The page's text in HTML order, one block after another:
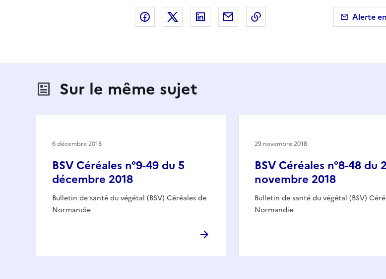
Partager sur Facebook
Partager sur X (anciennement Twitter)
Partager sur LinkedIn
Partager par emailCopier dans le presse-papier
Alerte
Sur le même sujet
BSV Céréales n°9-49 du 5
décembre 2018
Bulletin de santé du végétal (BSV) Céréales de
Normandie
6 décembre 2018
BSV Céréales n°8-48 du
novembre 2018
Bulletin de santé du végétal (BSV)
Normandie
29 novembre 2018